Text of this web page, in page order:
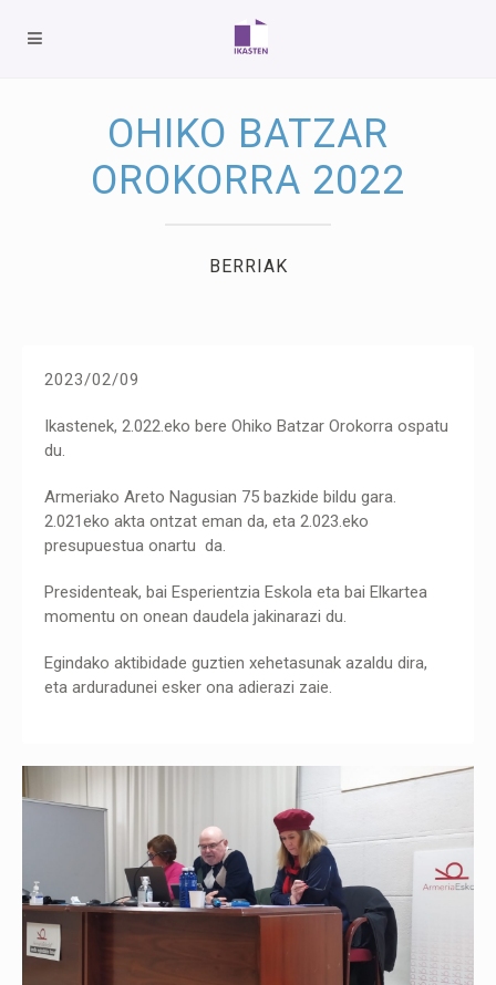
OHIKO BATZAR
OROKORRA 2022
BERRIAK
2023/02/09
Ikastenek, 2.022.eko bere Ohiko Batzar Orokorra ospatu
du.
Armeriako Areto Nagusian 75 bazkide bildu gara.
2.021eko akta ontzat eman da, eta 2.023.eko
presupuestua onartu da.
Presidenteak, bai Esperientzia Eskola eta bai Elkartea
momentu on onean daudela jakinarazi du.
Egindako aktibidade guztien xehetasunak azaldu dira,
eta arduradunei esker ona adierazi zaie.